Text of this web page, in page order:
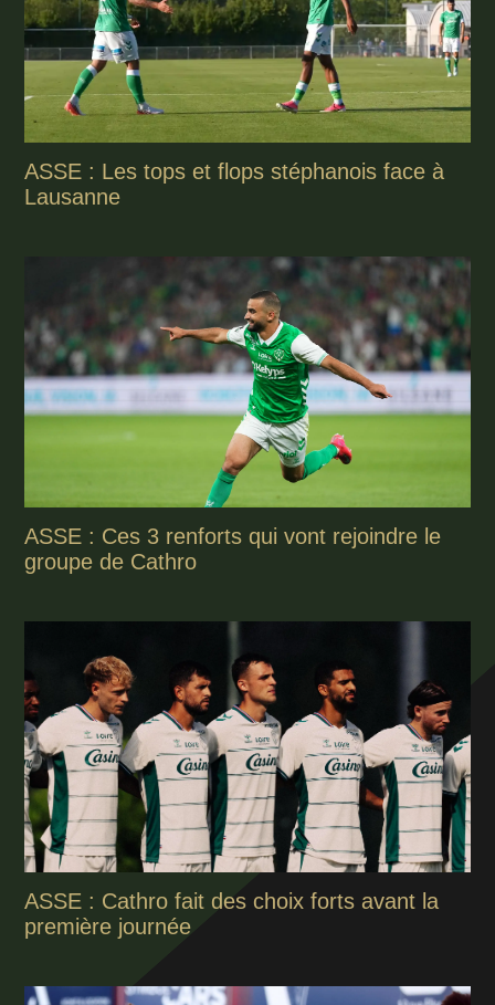
ASSE : Les tops et flops stéphanois face à
Lausanne
ASSE : Ces 3 renforts qui vont rejoindre le
groupe de Cathro
ASSE : Cathro fait des choix forts avant la
première journée